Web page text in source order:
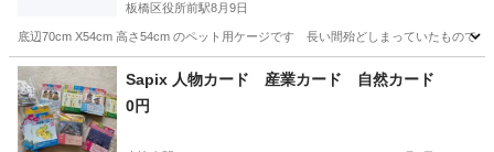
板橋区役所前駅8月9日
底辺70cm X54cm 高さ54cm のペット用ケージです 長い間殆どしまっていたもので
東京 板橋区 板橋区役所前駅 その他 ケージ
Sapix 人物カード 産業カード 自然カード
0円